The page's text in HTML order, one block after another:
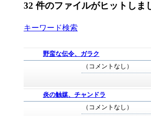
32 件のファイルがヒットしま
キーワード検索
野蛮な伝令、ガラク
（コメントなし）
炎の触媒、チャンドラ
（コメントなし）